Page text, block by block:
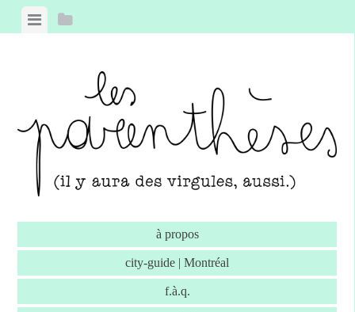
Skip to content
View menuView sidebar
à propos
city-guide | Montréal
f.à.q.